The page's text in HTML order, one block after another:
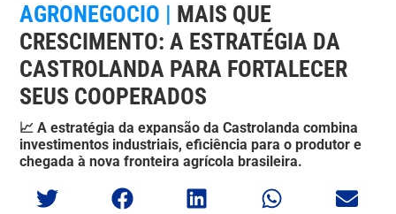
AGRONEGOCIO | MAIS QUE
CRESCIMENTO: A ESTRATÉGIA DA
CASTROLANDA PARA FORTALECER
SEUS COOPERADOS
📈 A estratégia da expansão da Castrolanda combina
investimentos industriais, eficiência para o produtor e
chegada à nova fronteira agrícola brasileira.